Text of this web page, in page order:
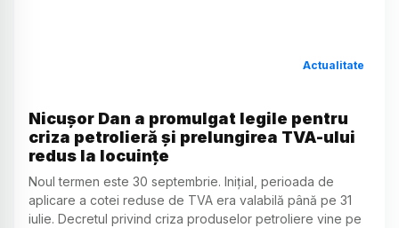
Actualitate
Nicușor Dan a promulgat legile pentru
criza petrolieră și prelungirea TVA-ului
redus la locuințe
Noul termen este 30 septembrie. Inițial, perioada de
aplicare a cotei reduse de TVA era valabilă până pe 31
iulie. Decretul privind criza produselor petroliere vine pe